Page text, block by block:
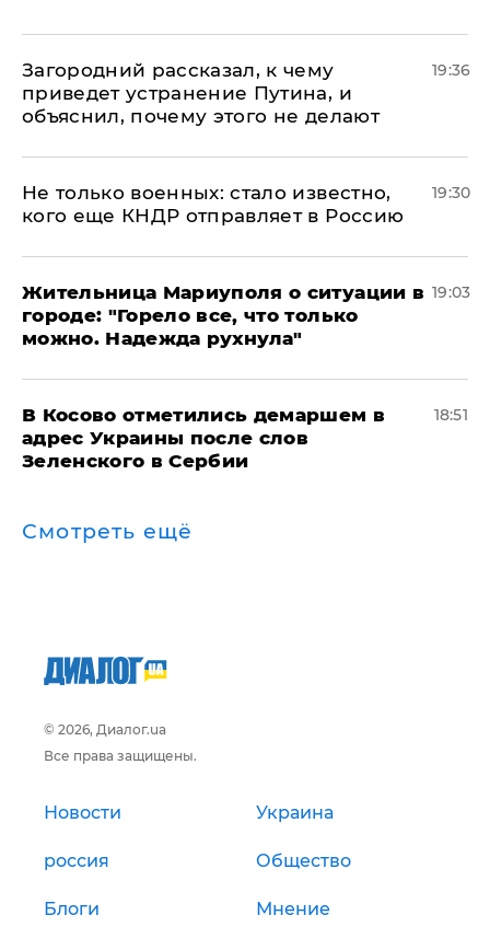
Загородний рассказал, к чему
приведет устранение Путина, и
объяснил, почему этого не делают
19:36
Не только военных: стало известно,
кого еще КНДР отправляет в Россию
19:30
Жительница Мариуполя о ситуации в
городе: "Горело все, что только
можно. Надежда рухнула"
19:03
В Косово отметились демаршем в
адрес Украины после слов
Зеленского в Сербии
18:51
Смотреть ещё
© 2026, Диалог.ua
Все права защищены.
Новости Украина
россия Общество
Блоги Мнение